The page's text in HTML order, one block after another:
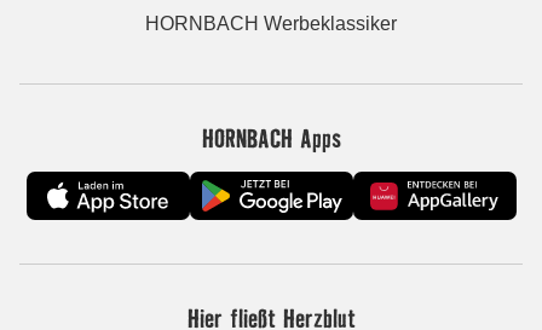
HORNBACH Werbeklassiker
HORNBACH Apps
Hier fließt Herzblut